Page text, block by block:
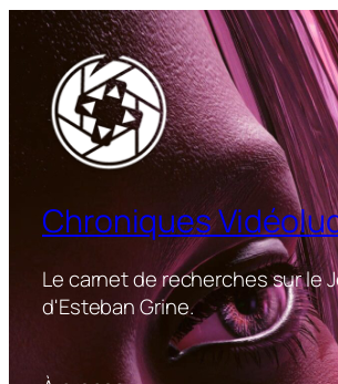
Chroniques
Le carnet de recherches sur le
d'Esteban Grine.